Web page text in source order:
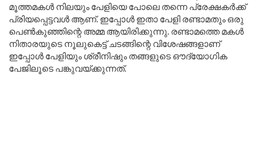
മൂത്തമകൾ നിലയും പേളിയെ പോലെ തന്നെ പ്രേക്ഷകർക്ക്
പ്രിയപ്പെട്ടവൾ ആണ്. ഇപ്പോൾ ഇതാ പേളി രണ്ടാമതും ഒരു
പെൺകുഞ്ഞിന്റെ അമ്മ ആയിരിക്കുന്നു. രണ്ടാമത്തെ മകൾ
നിതാരയുടെ നൂലുകെട്ട് ചടങ്ങിന്റെ വിശേഷങ്ങളാണ്
ഇപ്പോൾ പേളിയും ശ്രീനിഷും തങ്ങളുടെ ഔദ്യോഗിക
പേജിലൂടെ പങ്കുവയ്ക്കുന്നത്.